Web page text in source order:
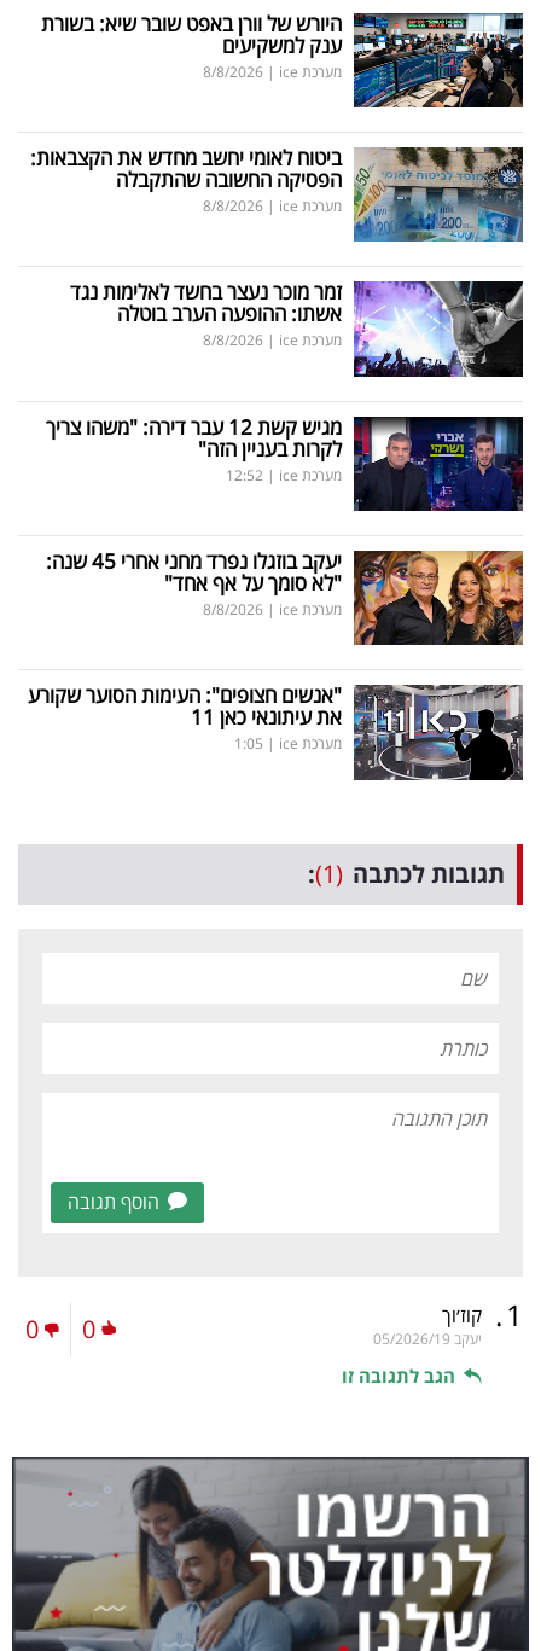
היורש של וורן באפט שובר שיא: בשורת
ענק למשקיעים
מערכת ice |
8/8/2026
ביטוח לאומי יחשב מחדש את הקצבאות:
הפסיקה החשובה שהתקבלה
מערכת ice |
8/8/2026
זמר מוכר נעצר בחשד לאלימות נגד
אשתו: ההופעה הערב בוטלה
מערכת ice |
8/8/2026
מגיש קשת 12 עבר דירה: "משהו צריך
לקרות בעניין הזה"
מערכת ice |
12:52
יעקב בוזגלו נפרד מחני אחרי 45 שנה:
"לא סומך על אף אחד"
מערכת ice |
8/8/2026
"אנשים חצופים": העימות הסוער שקורע
את עיתונאי כאן 11
מערכת ice |
1:05
תגובות לכתבה (1)
:
הוסף תגובה
1
. קוז׳וך
יעקב 05/2026/19
הגב לתגובה זו
0
0